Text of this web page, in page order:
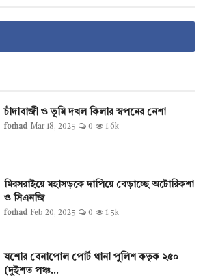
চাঁদাবাজী ও ভূমি দখল কিলার স্বপনের নেশা
forhad Mar 18, 2025 0 1.6k
মিরসরাইয়ে মহাসড়কে দাপিয়ে বেড়াচ্ছে অটোরিকশা
ও সিএনজি
forhad Feb 20, 2025 0 1.5k
যশোর বেনাপোল পোর্ট থানা পুলিশ কতৃক ২৫০
(দুইশত পঞ্চ...